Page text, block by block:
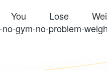
Lose
gym-no-problem-